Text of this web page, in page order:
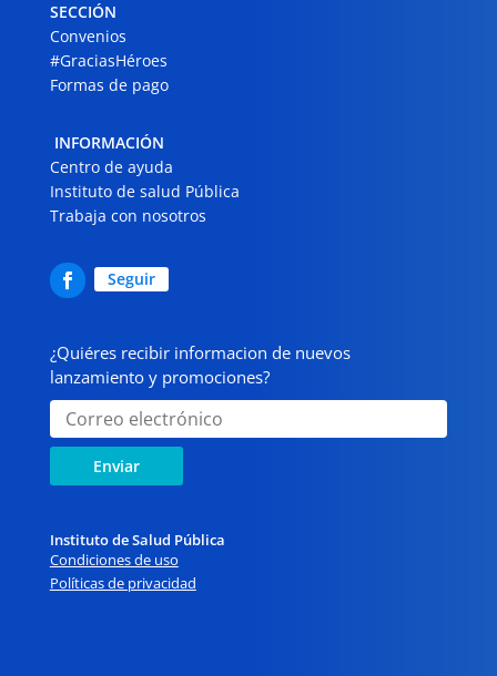
SECCIÓN
Convenios
#GraciasHéroes
Formas de pago
INFORMACIÓN
Centro de ayuda
Instituto de salud Pública
Trabaja con nosotros
Seguir
¿Quiéres recibir informacion de nuevos
lanzamiento y promociones?
Enviar
Instituto de Salud Pública
Condiciones de uso
Políticas de privacidad